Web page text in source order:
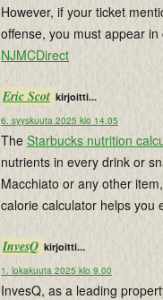
However, if your ticket
offense, you must appear
NJMCDirect
Eric Scot kirjoitti...
6. syyskuuta 2025 klo 14.05
The Starbucks nutrition
nutrients in every drink or
Macchiato or any other
calorie calculator helps you
InvesQ kirjoitti...
1. lokakuuta 2025 klo 9.00
InvesQ, as a leading